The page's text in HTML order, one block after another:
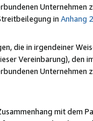
in Anhang 2
die in irgendeiner
Vereinbarung), den
mit dem